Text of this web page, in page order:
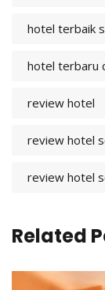
hotel terbaik
hotel terbaru
review hotel
review hotel
review hotel
Related